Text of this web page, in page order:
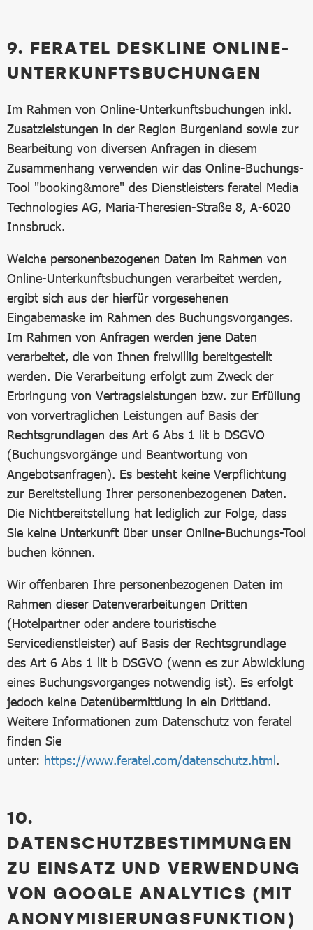
9. FERATEL DESKLINE ONLINE-
UNTERKUNFTSBUCHUNGEN
Im Rahmen von Online-Unterkunftsbuchungen inkl.
Zusatzleistungen in der Region Burgenland sowie zur
Bearbeitung von diversen Anfragen in diesem
Zusammenhang verwenden wir das Online-Buchungs-
Tool "booking&more" des Dienstleisters feratel Media
Technologies AG, Maria-Theresien-Straße 8, A-6020
Innsbruck.
Welche personenbezogenen Daten im Rahmen von
Online-Unterkunftsbuchungen verarbeitet werden,
ergibt sich aus der hierfür vorgesehenen
Eingabemaske im Rahmen des Buchungsvorganges.
Im Rahmen von Anfragen werden jene Daten
verarbeitet, die von Ihnen freiwillig bereitgestellt
werden. Die Verarbeitung erfolgt zum Zweck der
Erbringung von Vertragsleistungen bzw. zur Erfüllung
von vorvertraglichen Leistungen auf Basis der
Rechtsgrundlagen des Art 6 Abs 1 lit b DSGVO
(Buchungsvorgänge und Beantwortung von
Angebotsanfragen). Es besteht keine Verpflichtung
zur Bereitstellung Ihrer personenbezogenen Daten.
Die Nichtbereitstellung hat lediglich zur Folge, dass
Sie keine Unterkunft über unser Online-Buchungs-Tool
buchen können.
Wir offenbaren Ihre personenbezogenen Daten im
Rahmen dieser Datenverarbeitungen Dritten
(Hotelpartner oder andere touristische
Servicedienstleister) auf Basis der Rechtsgrundlage
des Art 6 Abs 1 lit b DSGVO (wenn es zur Abwicklung
eines Buchungsvorganges notwendig ist). Es erfolgt
jedoch keine Datenübermittlung in ein Drittland.
Weitere Informationen zum Datenschutz von feratel
finden Sie
unter: https://www.feratel.com/datenschutz.html.
10.
DATENSCHUTZBESTIMMUNGEN
ZU EINSATZ UND VERWENDUNG
VON GOOGLE ANALYTICS (MIT
ANONYMISIERUNGSFUNKTION)